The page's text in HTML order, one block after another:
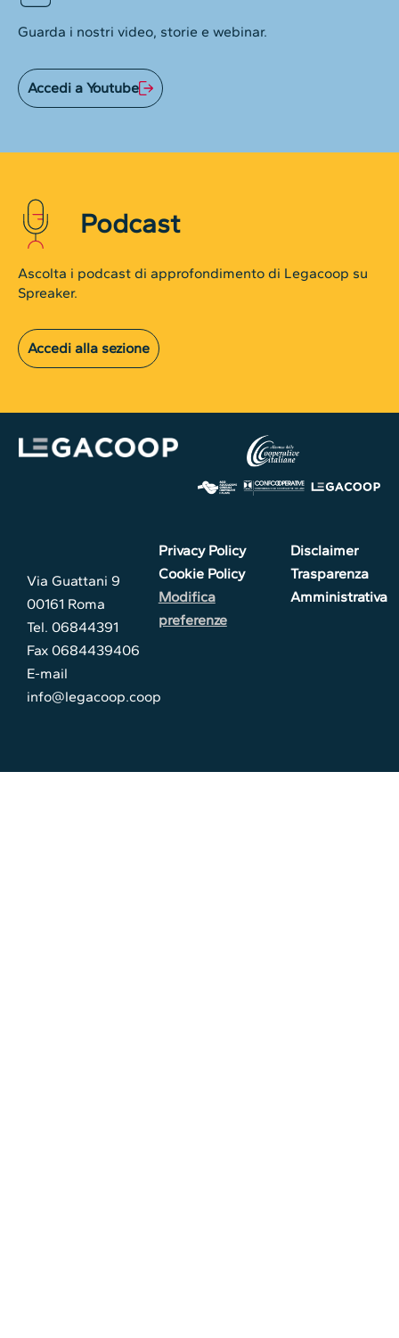
Guarda i nostri video, storie e webinar.
Accedi a Youtube
Podcast
Ascolta i podcast di approfondimento di Legacoop su
Spreaker.
Accedi alla sezione
Via Guattani 9
00161 Roma
Tel. 06844391
Fax 0684439406
E-mail
info@legacoop.coop
Privacy Policy
Cookie Policy
Modifica
preferenze
Disclaimer
Trasparenza
Amministrativa